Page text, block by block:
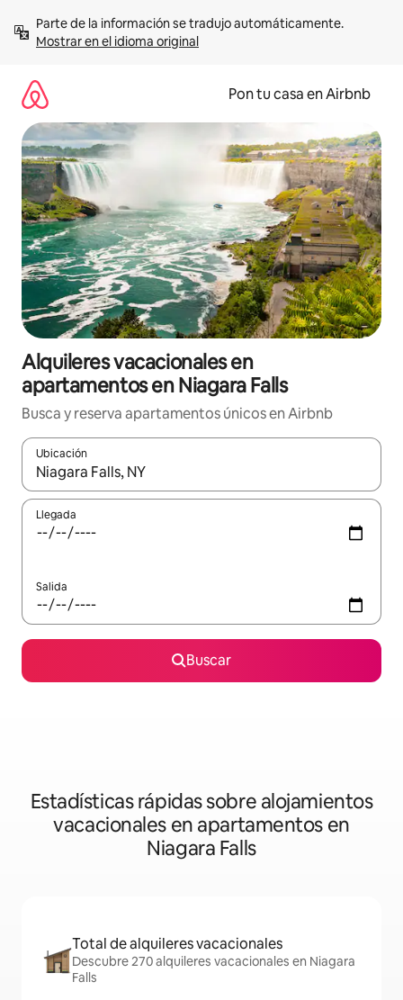
contenidoMostrar en el idioma original
Pon tu casa en Airbnb
Alquileres vacacionales en
apartamentos en Niagara Falls
Busca y reserva apartamentos únicos en Airbnb
Ubicación
Cuando los resultados estén disponibles, navega con las
Llegada
Salida
Buscar
Estadísticas rápidas sobre alojamientos
vacacionales en apartamentos en
Niagara Falls
Total de alquileres vacacionales
Descubre 270 alquileres vacacionales en Niagara
Falls